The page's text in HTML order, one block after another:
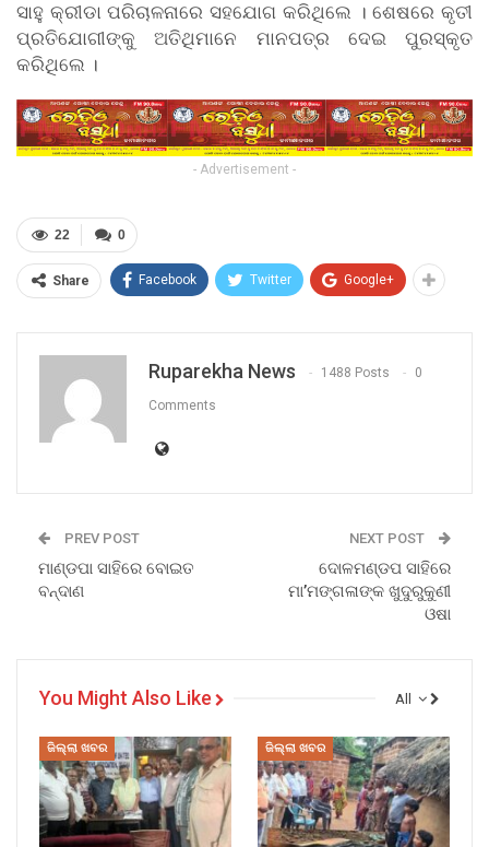
ସାହୁ କ୍ରୀଡା ପରିଚାଳନାରେ ସହଯୋଗ କରିଥିଲେ । ଶେଷରେ କୃତୀ
ପ୍ରତିଯୋଗୀଙ୍କୁ ଅତିଥିମାନେ ମାନପତ୍ର ଦେଇ ପୁରସ୍କୃତ
କରିଥିଲେ ।
- Advertisement -
0
22
Share Facebook Twitter Google+
Ruparekha News 1488 Posts 0
Comments
PREV POST
ମାଣ୍ଡପା ସାହିରେ ବୋଇତ
ବନ୍ଦାଣ
NEXT POST
ଦୋଳମଣ୍ଡପ ସାହିରେ
ମା’ମଙ୍ଗଳାଙ୍କ ଖୁଦୁରୁକୁଣୀ
ଓଷା
All
You Might Also Like
ଜିଲ୍ଲା ଖବର ଜିଲ୍ଲା ଖବର